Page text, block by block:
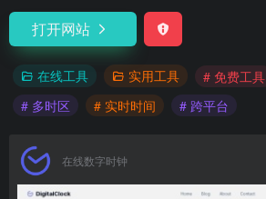
打开网站
在线工具 实用工具 # 免费工具
# 多时区
# 实时时间 # 跨平台
在线数字时钟